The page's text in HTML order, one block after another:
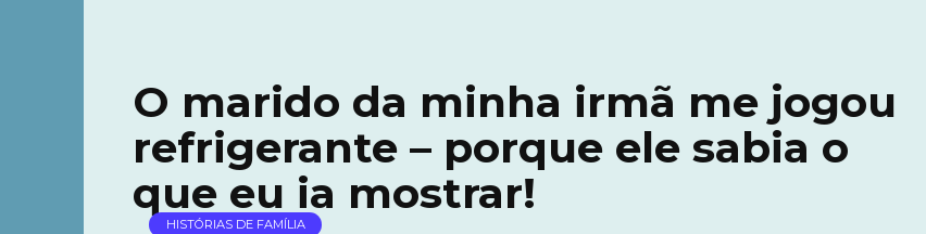
O marido da minha irmã me jogou
refrigerante – porque ele sabia o
que eu ia mostrar!
HISTÓRIAS DE FAMÍLIA